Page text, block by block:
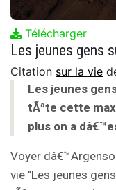
Télécharger
Citation sur la vie
Les jeunes
tÃªte cette
plus on a
Voyer
vie "Les jeunes